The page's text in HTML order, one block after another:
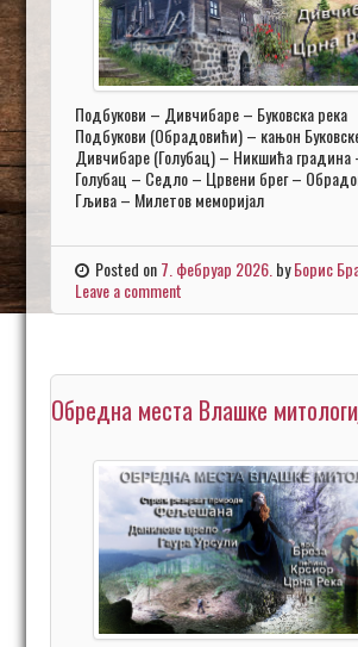
Подбукови – Дивчибаре – Буковска река
Подбукови (Обрадовићи) – кањон
Дивчибаре (Голубац) – Никшића
Голубац – Седло – Црвени брег –
Гљива – Милетов меморијал
Posted on7. фебруар 2026. byБорис
Leave a comment
Обредна места Влашке